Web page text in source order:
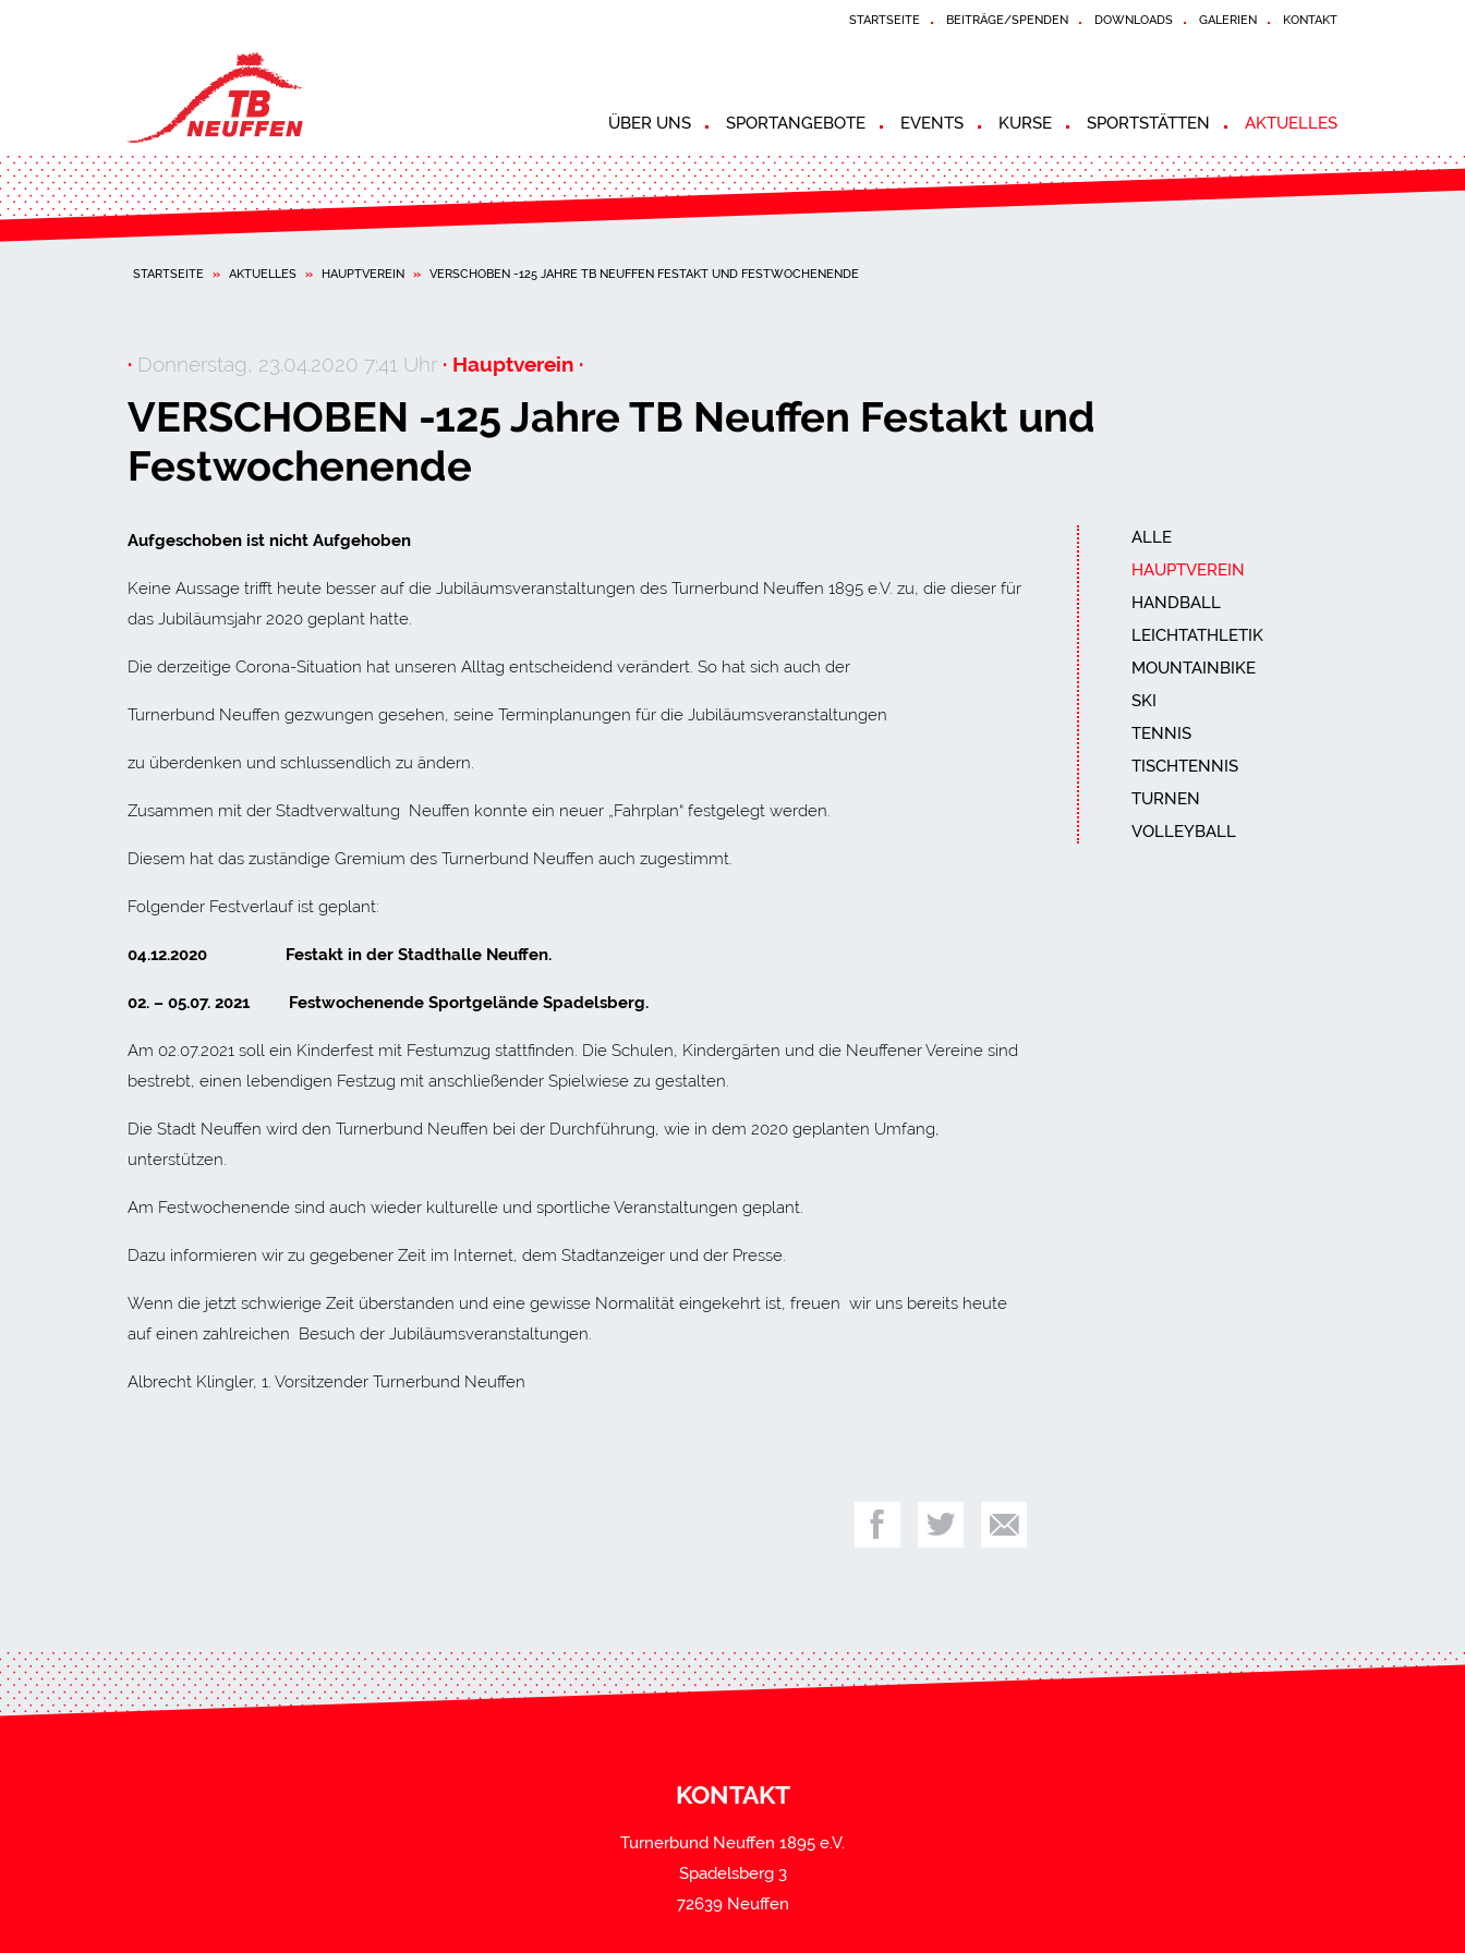
STARTSEITE BEITRÄGE/SPENDEN DOWNLOADS GALERIEN KONTAKT
ÜBER UNS SPORTANGEBOTE EVENTS KURSE SPORTSTÄTTEN AKTUELLES
STARTSEITE » AKTUELLES » HAUPTVEREIN » VERSCHOBEN -125 JAHRE TB NEUFFEN FESTAKT UND FESTWOCHENENDE
· Donnerstag, 23.04.2020 7:41 Uhr · Hauptverein ·
VERSCHOBEN -125 Jahre TB Neuffen Festakt und
Festwochenende
Aufgeschoben ist nicht Aufgehoben
Keine Aussage trifft heute besser auf die Jubiläumsveranstaltungen des Turnerbund Neuffen 1895 e.V. zu, die dieser für
das Jubiläumsjahr 2020 geplant hatte.
Die derzeitige Corona-Situation hat unseren Alltag entscheidend verändert. So hat sich auch der
Turnerbund Neuffen gezwungen gesehen, seine Terminplanungen für die Jubiläumsveranstaltungen
zu überdenken und schlussendlich zu ändern.
Zusammen mit der Stadtverwaltung Neuffen konnte ein neuer „Fahrplan“ festgelegt werden.
Diesem hat das zuständige Gremium des Turnerbund Neuffen auch zugestimmt.
Folgender Festverlauf ist geplant:
04.12.2020 Festakt in der Stadthalle Neuffen.
02. – 05.07. 2021 Festwochenende Sportgelände Spadelsberg.
Am 02.07.2021 soll ein Kinderfest mit Festumzug stattfinden. Die Schulen, Kindergärten und die Neuffener Vereine sind
bestrebt, einen lebendigen Festzug mit anschließender Spielwiese zu gestalten.
Die Stadt Neuffen wird den Turnerbund Neuffen bei der Durchführung, wie in dem 2020 geplanten Umfang,
unterstützen.
Am Festwochenende sind auch wieder kulturelle und sportliche Veranstaltungen geplant.
Dazu informieren wir zu gegebener Zeit im Internet, dem Stadtanzeiger und der Presse.
Wenn die jetzt schwierige Zeit überstanden und eine gewisse Normalität eingekehrt ist, freuen wir uns bereits heute
auf einen zahlreichen Besuch der Jubiläumsveranstaltungen.
Albrecht Klingler, 1. Vorsitzender Turnerbund Neuffen
ALLE
HAUPTVEREIN
HANDBALL
LEICHTATHLETIK
MOUNTAINBIKE
SKI
TENNIS
TISCHTENNIS
TURNEN
VOLLEYBALL
KONTAKT
Turnerbund Neuffen 1895 e.V.
Spadelsberg 3
72639 Neuffen